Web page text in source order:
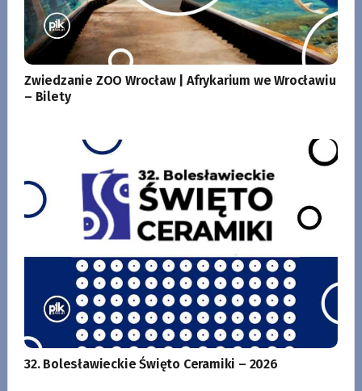
Zwiedzanie ZOO Wrocław | Afrykarium we Wrocławiu
– Bilety
32. Bolesławieckie Święto Ceramiki – 2026